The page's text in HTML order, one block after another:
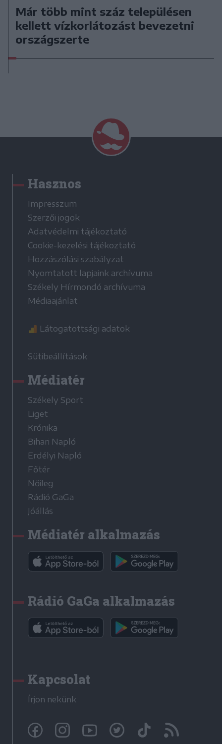
Már több mint száz településen
kellett vízkorlátozást bevezetni
országszerte
Hasznos
Impresszum
Szerzői jogok
Adatvédelmi tájékoztató
Cookie-kezelési tájékoztató
Hozzászólási szabályzat
Nyomtatott lapjaink archívuma
Székely Hírmondó archívuma
Médiaajánlat
Látogatottsági adatok
Sütibeállítások
Médiatér
Székely Sport
Liget
Krónika
Bihari Napló
Erdélyi Napló
Főtér
Nőileg
Rádió GaGa
Jóállás
Médiatér alkalmazás
Rádió GaGa alkalmazás
Kapcsolat
Írjon nekünk